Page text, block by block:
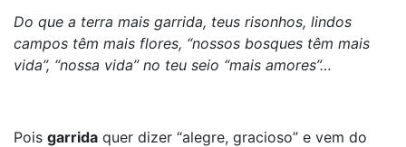
Do que a terra mais garrida, teus risonhos, lindos
campos têm mais flores, “nossos bosques têm mais
vida”, “nossa vida” no teu seio “mais amores”…
Pois garrida quer dizer “alegre, gracioso” e vem do